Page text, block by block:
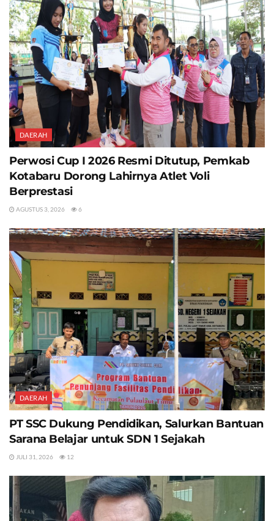
DAERAH
Perwosi Cup I 2026 Resmi Ditutup, Pemkab
Kotabaru Dorong Lahirnya Atlet Voli
Berprestasi
AGUSTUS 3, 2026 6
DAERAH
PT SSC Dukung Pendidikan, Salurkan Bantuan
Sarana Belajar untuk SDN 1 Sejakah
JULI 31, 2026 12